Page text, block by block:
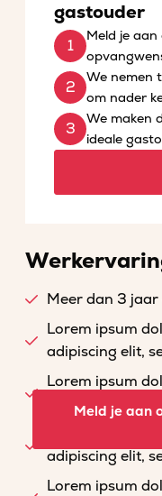
gastouder
Meld je
We nemen
om nader
We maken
ideale
Meer dan 3
Lorem ipsum
adipiscing elit,
Lorem ipsum
adipiscing elit,
Lorem ipsum
adipiscing elit,
Lorem ipsum
Meld je aan